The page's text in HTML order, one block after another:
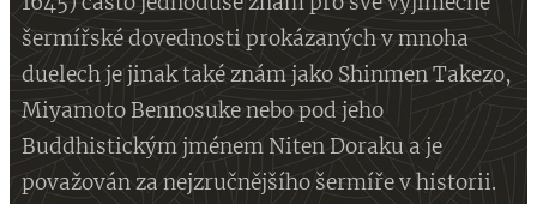
šermířské dovednosti prokázaných v mnoha
duelech je jinak také znám jako Shinmen Takezo,
Miyamoto Bennosuke nebo pod jeho
Buddhistickým jménem Niten Doraku a je
považován za nejzručnějšího šermíře v historii.